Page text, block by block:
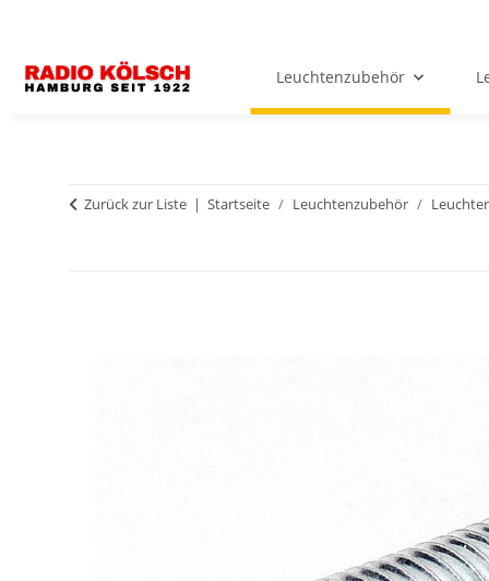
Leuchtenzubehör
Zurück zur Liste Startseite Leuchtenzubehör